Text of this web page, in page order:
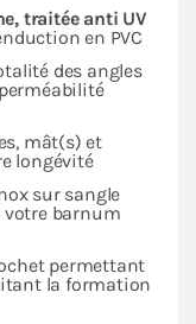
traitée anti UV
en PVC
des angles
mât(s) et
longévité
sur sangle
votre barnum
permettant
la formation